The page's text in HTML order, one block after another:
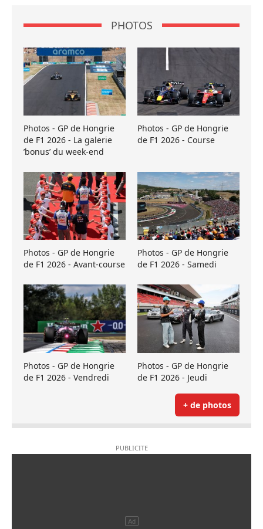
PHOTOS
Photos - GP de Hongrie
de F1 2026 - La galerie
’bonus’ du week-end
Photos - GP de Hongrie
de F1 2026 - Course
Photos - GP de Hongrie
de F1 2026 - Avant-course
Photos - GP de Hongrie
de F1 2026 - Samedi
Photos - GP de Hongrie
de F1 2026 - Vendredi
Photos - GP de Hongrie
de F1 2026 - Jeudi
+ de photos